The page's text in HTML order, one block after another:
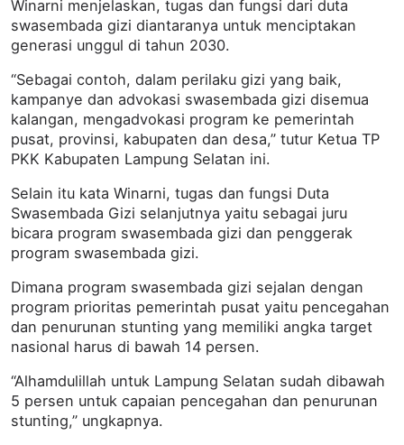
Winarni menjelaskan, tugas dan fungsi dari duta
swasembada gizi diantaranya untuk menciptakan
generasi unggul di tahun 2030.
“Sebagai contoh, dalam perilaku gizi yang baik,
kampanye dan advokasi swasembada gizi disemua
kalangan, mengadvokasi program ke pemerintah
pusat, provinsi, kabupaten dan desa,” tutur Ketua TP
PKK Kabupaten Lampung Selatan ini.
Selain itu kata Winarni, tugas dan fungsi Duta
Swasembada Gizi selanjutnya yaitu sebagai juru
bicara program swasembada gizi dan penggerak
program swasembada gizi.
Dimana program swasembada gizi sejalan dengan
program prioritas pemerintah pusat yaitu pencegahan
dan penurunan stunting yang memiliki angka target
nasional harus di bawah 14 persen.
“Alhamdulillah untuk Lampung Selatan sudah dibawah
5 persen untuk capaian pencegahan dan penurunan
stunting,” ungkapnya.